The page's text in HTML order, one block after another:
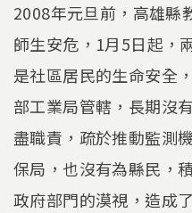
2008年元旦前，高雄縣
師生安危，1月5日起，
是社區居民的生命安全
部工業局管轄，長期沒
盡職責，疏於推動監測
保局，也沒有為縣民，
政府部門的漠視，造成